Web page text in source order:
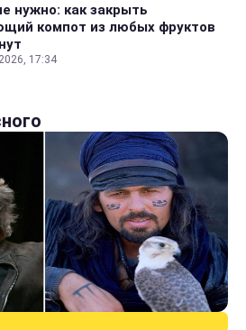
нужно: как закрыть
компот из любых фруктов
17:34